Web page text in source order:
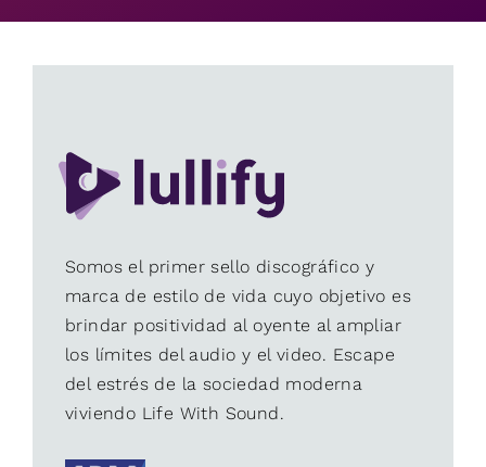
Somos el primer sello discográfico y
marca de estilo de vida cuyo objetivo es
brindar positividad al oyente al ampliar
los límites del audio y el video. Escape
del estrés de la sociedad moderna
viviendo Life With Sound.